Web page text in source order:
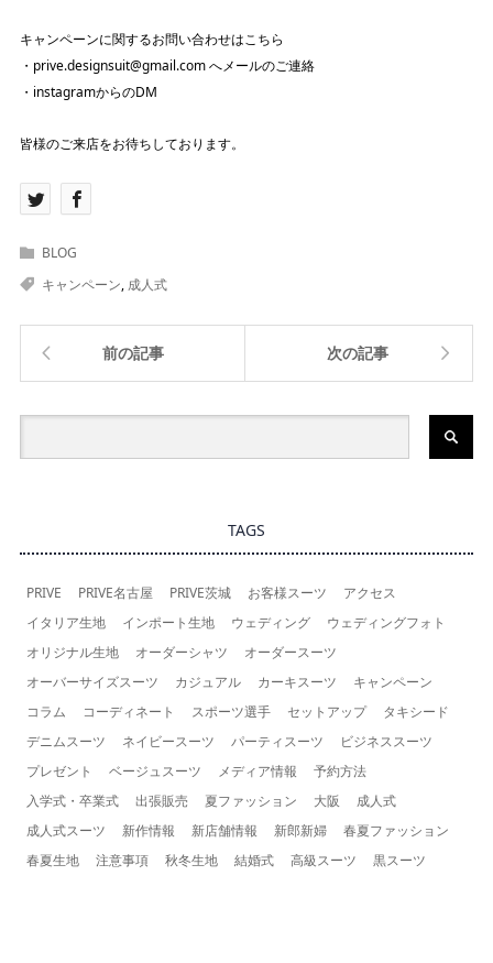
キャンペーンに関するお問い合わせはこちら
・prive.designsuit@gmail.com へメールのご連絡
・instagramからのDM
皆様のご来店をお待ちしております。
BLOG
キャンペーン, 成人式
前の記事 次の記事
TAGS
PRIVE PRIVE名古屋 PRIVE茨城 お客様スーツ
アクセス
イタリア生地
インポート生地 ウェディング
ウェディングフォト
オリジナル生地
オーダーシャツ
オーダースーツ
オーバーサイズスーツ
カジュアル カーキスーツ
キャンペーン
コラム
コーディネート スポーツ選手 セットアップ
タキシード
デニムスーツ
ネイビースーツ パーティスーツ
ビジネススーツ
プレゼント
ベージュスーツ メディア情報
予約方法
入学式・卒業式
出張販売 夏ファッション 大阪
成人式
成人式スーツ
新作情報 新店舗情報 新郎新婦
春夏ファッション
春夏生地
注意事項 秋冬生地 結婚式 高級スーツ 黒スーツ